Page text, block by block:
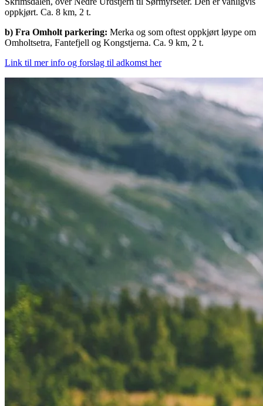
oppkjørt. Ca. 8 km, 2 t.
b) Fra Omholt parkering: Merka og som oftest oppkjørt løype om
Omholtsetra, Fantefjell og Kongstjerna. Ca. 9 km, 2 t.
Link til mer info og forslag til adkomst her